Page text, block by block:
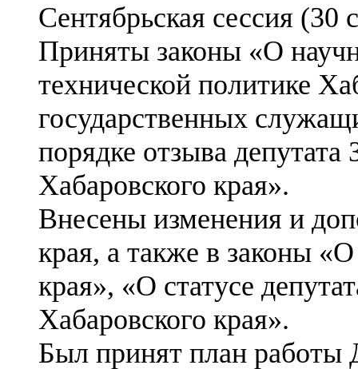
Сентябрьская сессия (30
Приняты законы «О
технической политике
государственных
порядке отзыва
Хабаровского края».
Внесены изменения и
края, а также в законы
края», «О статусе
Хабаровского края».
Был принят план работы